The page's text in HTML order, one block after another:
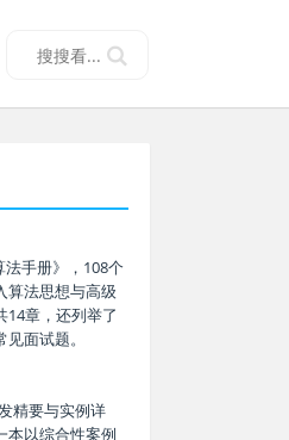
法手册》，108个
算法思想与高级
14章，还列举了
面试题。
精要与实例详
本以综合性案例